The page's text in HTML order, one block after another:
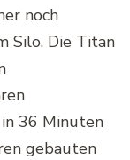
noch
Silo. Die Titan
36 Minuten
gebauten